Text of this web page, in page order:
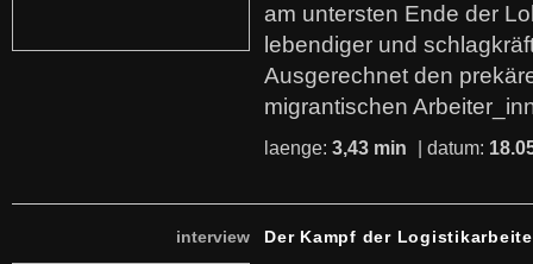
am untersten Ende der
lebendiger und
Ausgerechnet den
migrantischen
laenge: 3,43 min | datum:
interview Der Kampf der